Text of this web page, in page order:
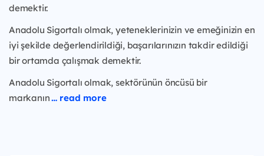
demektir.
Anadolu Sigortalı olmak, yeteneklerinizin ve emeğinizin en
iyi şekilde değerlendirildiği, başarılarınızın takdir edildiği
bir ortamda çalışmak demektir.
Anadolu Sigortalı olmak, sektörünün öncüsü bir
markanın… read more